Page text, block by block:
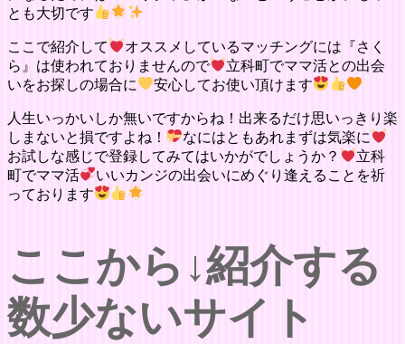
とも大切です
ここで紹介して
オススメしているマッチングには『さく
ら』は使われておりませんので
立科町でママ活との出会
いをお探しの場合に
安心してお使い頂けます
人生いっかいしか無いですからね！出来るだけ思いっきり楽
しまないと損ですよね！
なにはともあれまずは気楽に
お試しな感じで登録してみてはいかがでしょうか？
立科
町でママ活
いいカンジの出会いにめぐり逢えることを祈
っております
ここから↓紹介する
数少ないサイト